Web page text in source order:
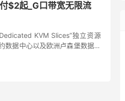
$2起_G口带宽无限流
KVM Slices”独立资源
数据中心以及欧洲卢森堡数据中